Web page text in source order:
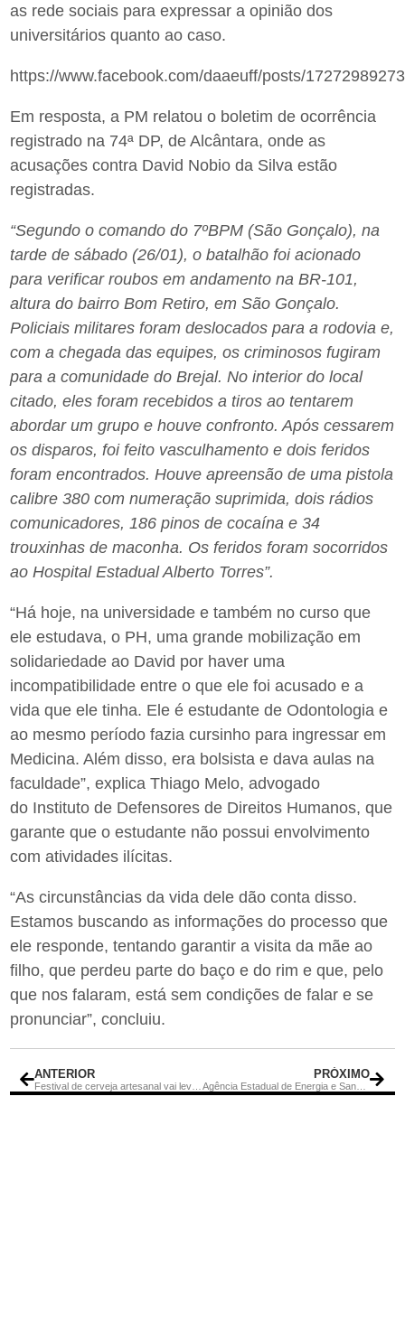
as rede sociais para expressar a opinião dos
universitários quanto ao caso.
https://www.facebook.com/daaeuff/posts/
Em resposta, a PM relatou o boletim de ocorrência
registrado na 74ª DP, de Alcântara, onde as
acusações contra David Nobio da Silva estão
registradas.
“Segundo o comando do 7ºBPM (São Gonçalo), na
tarde de sábado (26/01), o batalhão foi acionado
para verificar roubos em andamento na BR-101,
altura do bairro Bom Retiro, em São Gonçalo.
Policiais militares foram deslocados para a rodovia e,
com a chegada das equipes, os criminosos fugiram
para a comunidade do Brejal. No interior do local
citado, eles foram recebidos a tiros ao tentarem
abordar um grupo e houve confronto. Após cessarem
os disparos, foi feito vasculhamento e dois feridos
foram encontrados. Houve apreensão de uma pistola
calibre 380 com numeração suprimida, dois rádios
comunicadores, 186 pinos de cocaína e 34
trouxinhas de maconha. Os feridos foram socorridos
ao Hospital Estadual Alberto Torres”.
“Há hoje, na universidade e também no curso que
ele estudava, o PH, uma grande mobilização em
solidariedade ao David por haver uma
incompatibilidade entre o que ele foi acusado e a
vida que ele tinha. Ele é estudante de Odontologia e
ao mesmo período fazia cursinho para ingressar em
Medicina. Além disso, era bolsista e dava aulas na
faculdade”, explica Thiago Melo, advogado
do Instituto de Defensores de Direitos Humanos, que
garante que o estudante não possui envolvimento
com atividades ilícitas.
“As circunstâncias da vida dele dão conta disso.
Estamos buscando as informações do processo que
ele responde, tentando garantir a visita da mãe ao
filho, que perdeu parte do baço e do rim e que, pelo
que nos falaram, está sem condições de falar e se
pronunciar”, concluiu.
ANTERIOR
Festival de cerveja artesanal vai levar atrações musicais para Barra de São João
PRÓXIMO
Agência Estadual de Energia e Saneamento Básico leva ouvidoria itinerante a Saquarema nesta quinta